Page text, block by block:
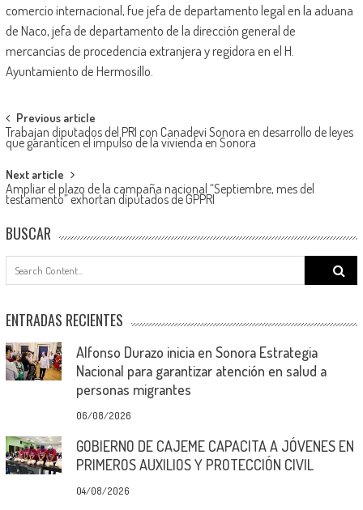
comercio internacional, fue jefa de departamento legal en la aduana
de Naco, jefa de departamento de la dirección general de
mercancías de procedencia extranjera y regidora en el H.
Ayuntamiento de Hermosillo.
Post
navigation
Previous article
Trabajan diputados del PRI con Canadevi Sonora en desarrollo de leyes
que garanticen el impulso de la vivienda en Sonora
Next article
Ampliar el plazo de la campaña nacional “Septiembre, mes del
testamento” exhortan diputados de GPPRI
BUSCAR
Search
for:
ENTRADAS RECIENTES
Alfonso Durazo inicia en Sonora Estrategia
Nacional para garantizar atención en salud a
personas migrantes
06/08/2026
GOBIERNO DE CAJEME CAPACITA A JÓVENES EN
PRIMEROS AUXILIOS Y PROTECCIÓN CIVIL
04/08/2026